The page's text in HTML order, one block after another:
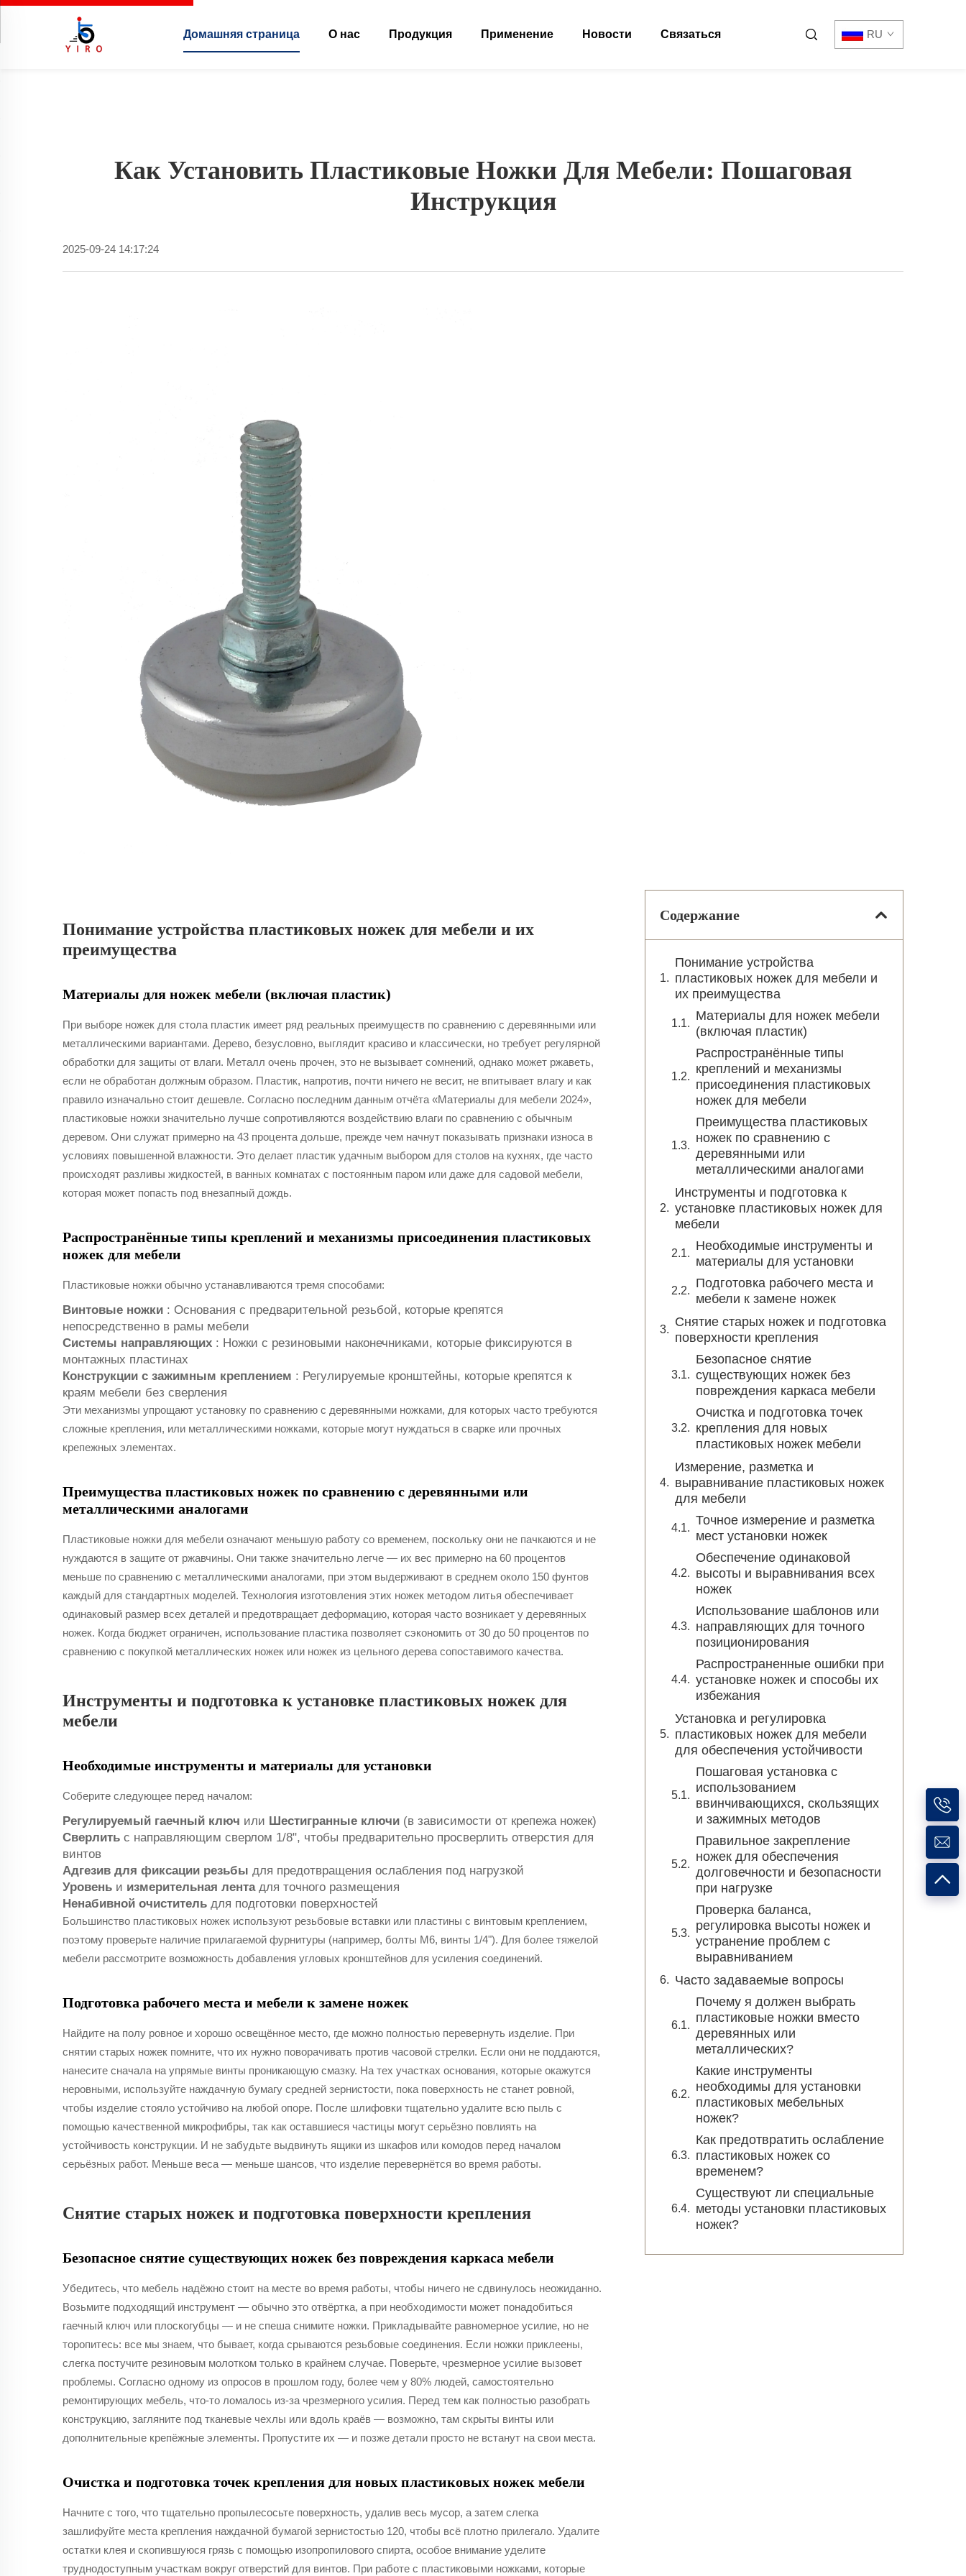
Домашняя страница О нас Продукция Применение Новости Связаться RU
Как Установить Пластиковые Ножки Для Мебели: Пошаговая
Инструкция
2025-09-24 14:17:24
Понимание устройства пластиковых ножек для мебели и их
преимущества
Материалы для ножек мебели (включая пластик)
При выборе ножек для стола пластик имеет ряд реальных преимуществ по сравнению с деревянными или
металлическими вариантами. Дерево, безусловно, выглядит красиво и классически, но требует регулярной
обработки для защиты от влаги. Металл очень прочен, это не вызывает сомнений, однако может ржаветь,
если не обработан должным образом. Пластик, напротив, почти ничего не весит, не впитывает влагу и как
правило изначально стоит дешевле. Согласно последним данным отчёта «Материалы для мебели 2024»,
пластиковые ножки значительно лучше сопротивляются воздействию влаги по сравнению с обычным
деревом. Они служат примерно на 43 процента дольше, прежде чем начнут показывать признаки износа в
условиях повышенной влажности. Это делает пластик удачным выбором для столов на кухнях, где часто
происходят разливы жидкостей, в ванных комнатах с постоянным паром или даже для садовой мебели,
которая может попасть под внезапный дождь.
Распространённые типы креплений и механизмы присоединения пластиковых
ножек для мебели
Пластиковые ножки обычно устанавливаются тремя способами:
Винтовые ножки : Основания с предварительной резьбой, которые крепятся
непосредственно в рамы мебели
Системы направляющих : Ножки с резиновыми наконечниками, которые фиксируются в
монтажных пластинах
Конструкции с зажимным креплением : Регулируемые кронштейны, которые крепятся к
краям мебели без сверления
Эти механизмы упрощают установку по сравнению с деревянными ножками, для которых часто требуются
сложные крепления, или металлическими ножками, которые могут нуждаться в сварке или прочных
крепежных элементах.
Преимущества пластиковых ножек по сравнению с деревянными или
металлическими аналогами
Пластиковые ножки для мебели означают меньшую работу со временем, поскольку они не пачкаются и не
нуждаются в защите от ржавчины. Они также значительно легче — их вес примерно на 60 процентов
меньше по сравнению с металлическими аналогами, при этом выдерживают в среднем около 150 фунтов
каждый для стандартных моделей. Технология изготовления этих ножек методом литья обеспечивает
одинаковый размер всех деталей и предотвращает деформацию, которая часто возникает у деревянных
ножек. Когда бюджет ограничен, использование пластика позволяет сэкономить от 30 до 50 процентов по
сравнению с покупкой металлических ножек или ножек из цельного дерева сопоставимого качества.
Инструменты и подготовка к установке пластиковых ножек для
мебели
Необходимые инструменты и материалы для установки
Соберите следующее перед началом:
Регулируемый гаечный ключ или Шестигранные ключи (в зависимости от крепежа ножек)
Сверлить с направляющим сверлом 1/8", чтобы предварительно просверлить отверстия для
винтов
Адгезив для фиксации резьбы для предотвращения ослабления под нагрузкой
Уровень и измерительная лента для точного размещения
Ненабивной очиститель для подготовки поверхностей
Большинство пластиковых ножек используют резьбовые вставки или пластины с винтовым креплением,
поэтому проверьте наличие прилагаемой фурнитуры (например, болты М6, винты 1/4"). Для более тяжелой
мебели рассмотрите возможность добавления угловых кронштейнов для усиления соединений.
Подготовка рабочего места и мебели к замене ножек
Найдите на полу ровное и хорошо освещённое место, где можно полностью перевернуть изделие. При
снятии старых ножек помните, что их нужно поворачивать против часовой стрелки. Если они не поддаются,
нанесите сначала на упрямые винты проникающую смазку. На тех участках основания, которые окажутся
неровными, используйте наждачную бумагу средней зернистости, пока поверхность не станет ровной,
чтобы изделие стояло устойчиво на любой опоре. После шлифовки тщательно удалите всю пыль с
помощью качественной микрофибры, так как оставшиеся частицы могут серьёзно повлиять на
устойчивость конструкции. И не забудьте выдвинуть ящики из шкафов или комодов перед началом
серьёзных работ. Меньше веса — меньше шансов, что изделие перевернётся во время работы.
Снятие старых ножек и подготовка поверхности крепления
Безопасное снятие существующих ножек без повреждения каркаса мебели
Убедитесь, что мебель надёжно стоит на месте во время работы, чтобы ничего не сдвинулось неожиданно.
Возьмите подходящий инструмент — обычно это отвёртка, а при необходимости может понадобиться
гаечный ключ или плоскогубцы — и не спеша снимите ножки. Прикладывайте равномерное усилие, но не
торопитесь: все мы знаем, что бывает, когда срываются резьбовые соединения. Если ножки приклеены,
слегка постучите резиновым молотком только в крайнем случае. Поверьте, чрезмерное усилие вызовет
проблемы. Согласно одному из опросов в прошлом году, более чем у 80% людей, самостоятельно
ремонтирующих мебель, что-то ломалось из-за чрезмерного усилия. Перед тем как полностью разобрать
конструкцию, загляните под тканевые чехлы или вдоль краёв — возможно, там скрыты винты или
дополнительные крепёжные элементы. Пропустите их — и позже детали просто не встанут на свои места.
Очистка и подготовка точек крепления для новых пластиковых ножек мебели
Начните с того, что тщательно пропылесосьте поверхность, удалив весь мусор, а затем слегка
зашлифуйте места крепления наждачной бумагой зернистостью 120, чтобы всё плотно прилегало. Удалите
остатки клея и скопившуюся грязь с помощью изопропилового спирта, особое внимание уделите
труднодоступным участкам вокруг отверстий для винтов. При работе с пластиковыми ножками, которые
Содержание
Понимание устройства
пластиковых ножек для мебели и
их преимущества
Материалы для ножек мебели
(включая пластик)
Распространённые типы
креплений и механизмы
присоединения пластиковых
ножек для мебели
Преимущества пластиковых
ножек по сравнению с
деревянными или
металлическими аналогами
Инструменты и подготовка к
установке пластиковых ножек для
мебели
Необходимые инструменты и
материалы для установки
Подготовка рабочего места и
мебели к замене ножек
Снятие старых ножек и подготовка
поверхности крепления
Безопасное снятие
существующих ножек без
повреждения каркаса мебели
Очистка и подготовка точек
крепления для новых
пластиковых ножек мебели
Измерение, разметка и
выравнивание пластиковых ножек
для мебели
Точное измерение и разметка
мест установки ножек
Обеспечение одинаковой
высоты и выравнивания всех
ножек
Использование шаблонов или
направляющих для точного
позиционирования
Распространенные ошибки при
установке ножек и способы их
избежания
Установка и регулировка
пластиковых ножек для мебели
для обеспечения устойчивости
Пошаговая установка с
использованием
ввинчивающихся, скользящих
и зажимных методов
Правильное закрепление
ножек для обеспечения
долговечности и безопасности
при нагрузке
Проверка баланса,
регулировка высоты ножек и
устранение проблем с
выравниванием
Часто задаваемые вопросы
Почему я должен выбрать
пластиковые ножки вместо
деревянных или
металлических?
Какие инструменты
необходимы для установки
пластиковых мебельных
ножек?
Как предотвратить ослабление
пластиковых ножек со
временем?
Существуют ли специальные
методы установки пластиковых
ножек?